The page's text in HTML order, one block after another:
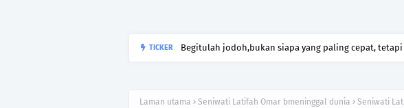
TICKER
Begitulah jodoh,bukan siapa yang paling cepat,
Laman utama Seniwati Latifah Omar bmeninggal dunia Seniwati